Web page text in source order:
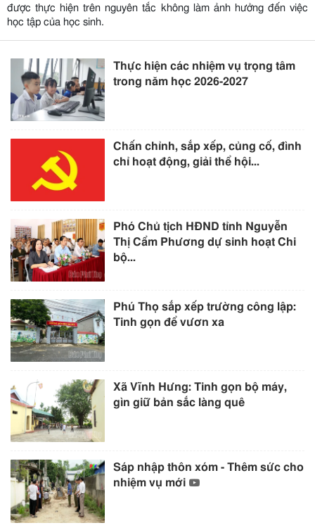
được thực hiện trên nguyên tắc không làm ảnh hưởng đến việc
học tập của học sinh.
Thực hiện các nhiệm vụ trọng tâm
trong năm học 2026-2027
Chấn chỉnh, sắp xếp, củng cố, đình
chỉ hoạt động, giải thể hội...
Phó Chủ tịch HĐND tỉnh Nguyễn
Thị Cẩm Phương dự sinh hoạt Chi
bộ...
Phú Thọ sắp xếp trường công lập:
Tinh gọn để vươn xa
Xã Vĩnh Hưng: Tinh gọn bộ máy,
gìn giữ bản sắc làng quê
Sáp nhập thôn xóm - Thêm sức cho
nhiệm vụ mới